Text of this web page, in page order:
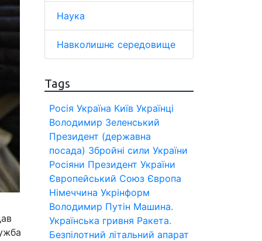
Наука
Навколишнє середовище
Tags
Росія Україна Київ Українці
Володимир Зеленський
Президент (державна
посада) Збройні сили України
Росіяни Президент України
Європейський Союз Європа
Німеччина Укрінформ
Володимир Путін Машина.
Українська гривня Ракета.
Безпілотний літальний апарат